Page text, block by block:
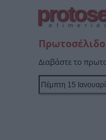
Διαβάστε το